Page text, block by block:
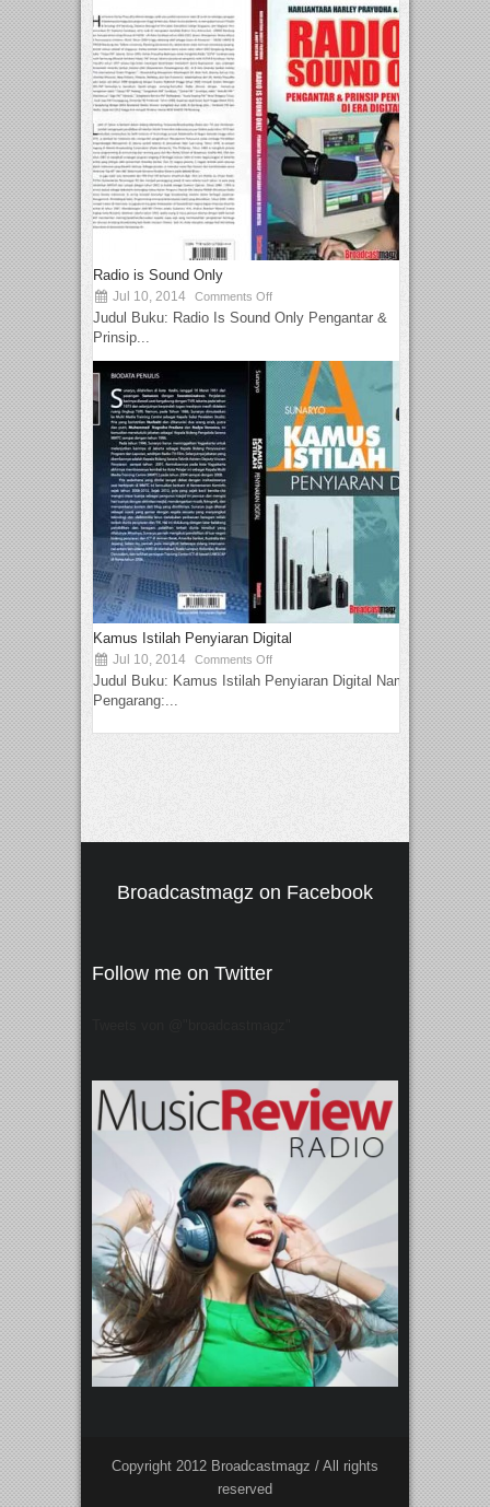
Radio is Sound Only
Jul 10, 2014 Comments Off
Judul Buku: Radio Is Sound Only Pengantar &
Prinsip...
Kamus Istilah Penyiaran Digital
Jul 10, 2014 Comments Off
Judul Buku: Kamus Istilah Penyiaran Digital Nama
Pengarang:...
Broadcastmagz on Facebook
Follow me on Twitter
Copyright 2012 Broadcastmagz / All rights
reserved